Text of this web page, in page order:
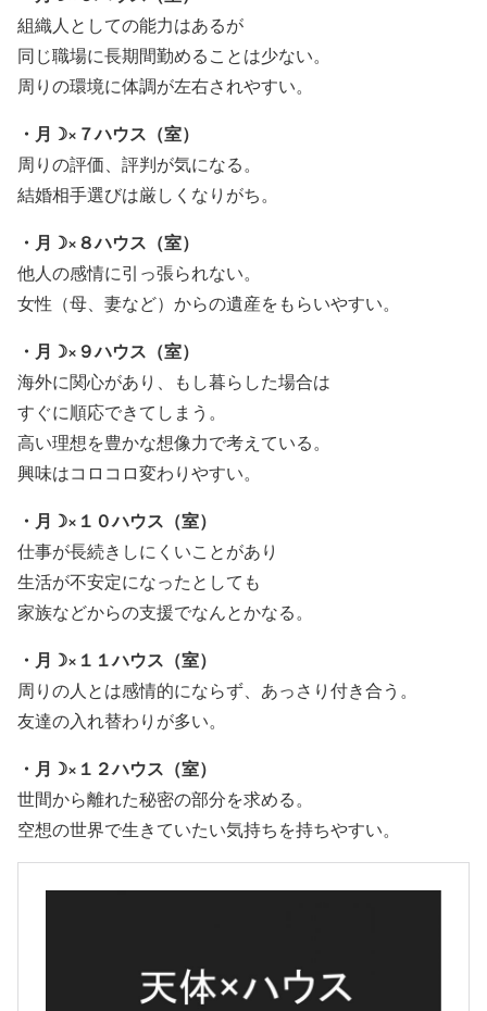
組織人としての能力はあるが
同じ職場に長期間勤めることは少ない。
周りの環境に体調が左右されやすい。
・月☽×７ハウス（室）
周りの評価、評判が気になる。
結婚相手選びは厳しくなりがち。
・月☽×８ハウス（室）
他人の感情に引っ張られない。
女性（母、妻など）からの遺産をもらいやすい。
・月☽×９ハウス（室）
海外に関心があり、もし暮らした場合は
すぐに順応できてしまう。
高い理想を豊かな想像力で考えている。
興味はコロコロ変わりやすい。
・月☽×１０ハウス（室）
仕事が長続きしにくいことがあり
生活が不安定になったとしても
家族などからの支援でなんとかなる。
・月☽×１１ハウス（室）
周りの人とは感情的にならず、あっさり付き合う。
友達の入れ替わりが多い。
・月☽×１２ハウス（室）
世間から離れた秘密の部分を求める。
空想の世界で生きていたい気持ちを持ちやすい。